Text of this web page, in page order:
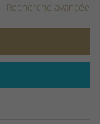
Recherche avancée